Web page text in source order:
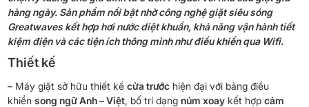
hàng ngày. Sản phẩm nổi bật nhờ công nghệ giặt siêu sóng
Greatwaves kết hợp hơi nước diệt khuẩn, khả năng vận hành tiết
kiệm điện và các tiện ích thông minh như điều khiển qua Wifi.
Thiết kế
– Máy giặt sở hữu thiết kế cửa trướchiện đại với bảng điều
khiển song ngữ Anh – Việt, bố trí dạng núm xoaykết hợp cảm